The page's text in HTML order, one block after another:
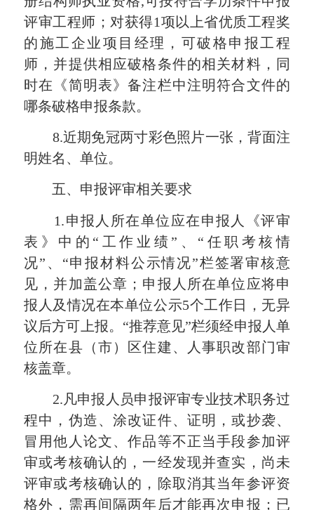
评审工程师；对获得1项以上省优质工程奖
的施工企业项目经理，可破格申报工程
师，并提供相应破格条件的相关材料，同
时在《简明表》备注栏中注明符合文件的
哪条破格申报条款。
8.近期免冠两寸彩色照片一张，背面注
明姓名、单位。
五、申报评审相关要求
1.申报人所在单位应在申报人《评审
表》中的“工作业绩”、“任职考核情
况”、“申报材料公示情况”栏签署审核意
见，并加盖公章；申报人所在单位应将申
报人及情况在本单位公示5个工作日，无异
议后方可上报。“推荐意见”栏须经申报人单
位所在县（市）区住建、人事职改部门审
核盖章。
2.凡申报人员申报评审专业技术职务过
程中，伪造、涂改证件、证明，或抄袭、
冒用他人论文、作品等不正当手段参加评
审或考核确认的，一经发现并查实，尚未
评审或考核确认的，除取消其当年参评资
格外，需再间隔两年后才能再次申报；已